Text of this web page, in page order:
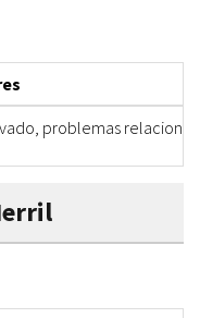
problemas